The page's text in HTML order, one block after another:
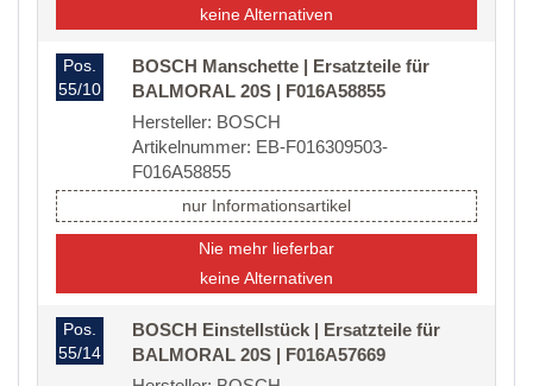
keine Alternativen
Pos.
55/10
BOSCH Manschette | Ersatzteile für
BALMORAL 20S | F016A58855
Hersteller: BOSCH
Artikelnummer: EB-F016309503-
F016A58855
nur Informationsartikel
Nie mehr lieferbar
keine Alternativen
Pos.
55/14
BOSCH Einstellstück | Ersatzteile für
BALMORAL 20S | F016A57669